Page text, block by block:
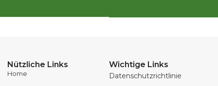
Nützliche Links
Home
Wichtige Links
Datenschutzrichtlinie